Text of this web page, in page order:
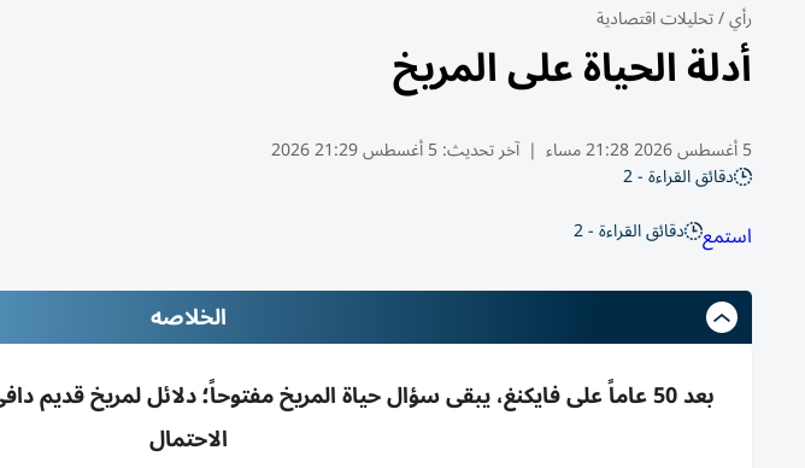
رأي/تحليلات اقتصادية
أدلة الحياة على المريخ
5 أغسطس 2026 21:28 مساء | آخر تحديث:5 أغسطس 21:29 2026
دقائق القراءة - 2
استمع دقائق القراءة - 2
الخلاصه
بعد 50 عاماً على فايكنغ، يبقى سؤال حياة المريخ مفتوحاً؛ دلائل لمريخ
الاحتمال